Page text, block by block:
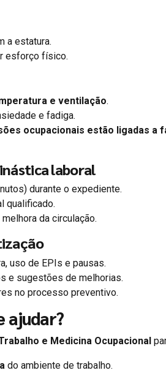
a estatura.
esforço físico.
e ventilação.
e fadiga.
ocupacionais estão ligadas a
laboral
durante o expediente.
qualificado.
da circulação.
uso de EPIs e pausas.
e sugestões de melhorias.
no processo preventivo.
ajudar?
e Medicina Ocupacional
do ambiente de trabalho.